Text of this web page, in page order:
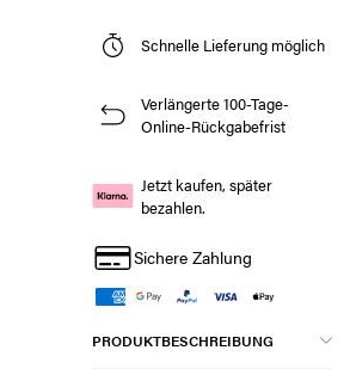
Schnelle Lieferung möglich
Verlängerte 100-Tage-
Online-Rückgabefrist
Jetzt kaufen, später
bezahlen.
Sichere Zahlung
PRODUKTBESCHREIBUNG